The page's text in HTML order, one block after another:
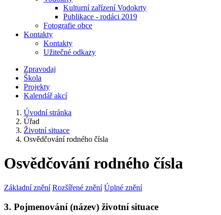
Kulturní zařízení Vodokrty
Publikace - rodáci 2019
Fotografie obce
Kontakty
Kontakty
Užitečné odkazy
Zpravodaj
Škola
Projekty
Kalendář akcí
Úvodní stránka
Úřad
Životní situace
Osvědčování rodného čísla
Osvědčování rodného čísla
Základní znění Rozšířené znění Úplné znění
3. Pojmenování (název) životní situace